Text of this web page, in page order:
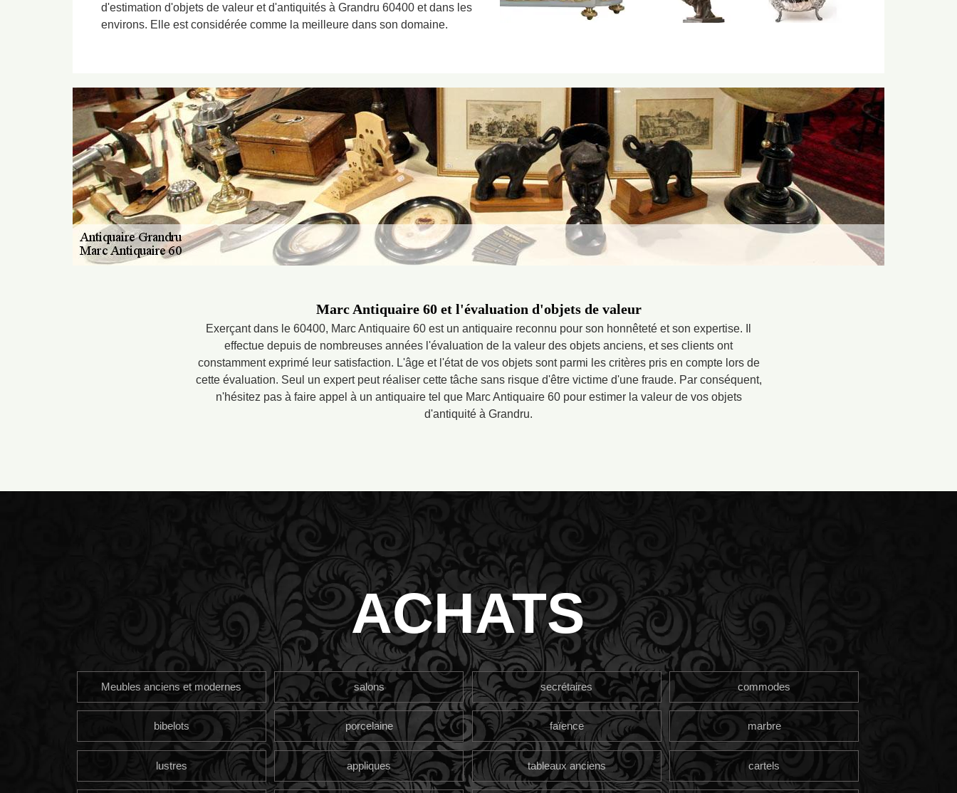
d'estimation d'objets de valeur et d'antiquités à Grandru 60400 et dans les
environs. Elle est considérée comme la meilleure dans son domaine.
Marc Antiquaire 60 et l'évaluation d'objets de valeur
Exerçant dans le 60400, Marc Antiquaire 60 est un antiquaire reconnu pour son honnêteté et son expertise. Il
effectue depuis de nombreuses années l'évaluation de la valeur des objets anciens, et ses clients ont
constamment exprimé leur satisfaction. L'âge et l'état de vos objets sont parmi les critères pris en compte lors de
cette évaluation. Seul un expert peut réaliser cette tâche sans risque d'être victime d'une fraude. Par conséquent,
n'hésitez pas à faire appel à un antiquaire tel que Marc Antiquaire 60 pour estimer la valeur de vos objets
d'antiquité à Grandru.
ACHATS
Meubles anciens et modernes salons secrétaires commodes
bibelots porcelaine faïence marbre
lustres appliques tableaux anciens cartels